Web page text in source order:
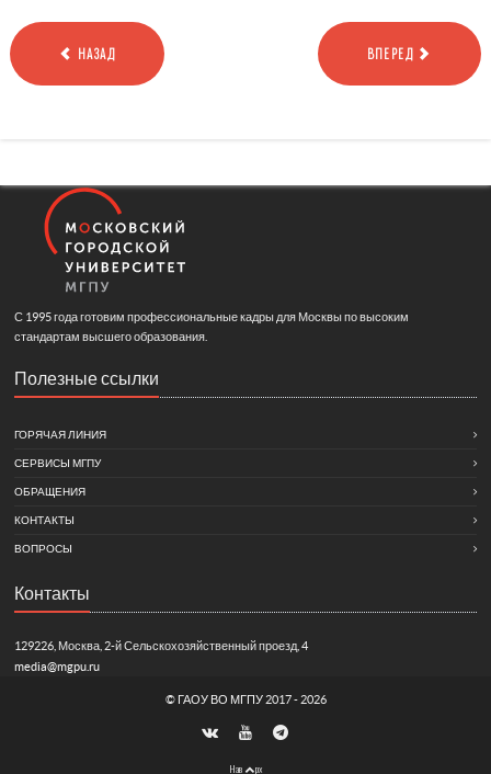
НАЗАД ВПЕРЕД
С 1995 года готовим профессиональные кадры для Москвы по высоким
стандартам высшего образования.
Полезные ссылки
ГОРЯЧАЯ ЛИНИЯ
СЕРВИСЫ МГПУ
ОБРАЩЕНИЯ
КОНТАКТЫ
ВОПРОСЫ
Контакты
129226, Москва, 2-й Сельскохозяйственный проезд, 4
media@mgpu.ru
© ГАОУ ВО МГПУ 2017 - 2026
Нав рх